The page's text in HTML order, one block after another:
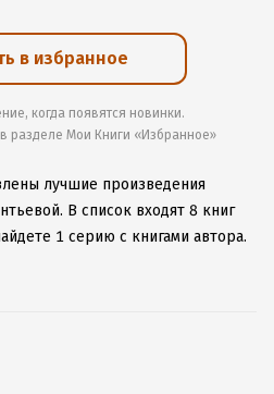
в избранное
когда появятся новинки.
разделе Мои Книги «Избранное»
лучшие произведения
В список входят 8 книг
1 серию с книгами автора.
с любимыми